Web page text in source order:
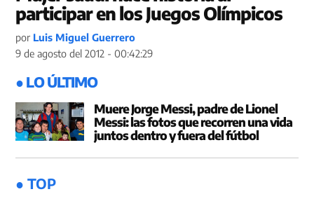
participar en los Juegos Olímpicos
por Luis Miguel Guerrero
9 de agosto del 2012 - 00:42:29
● LO ÚLTIMO
Muere Jorge Messi, padre de Lionel
Messi: las fotos que recorren una vida
juntos dentro y fuera del fútbol
● TOP